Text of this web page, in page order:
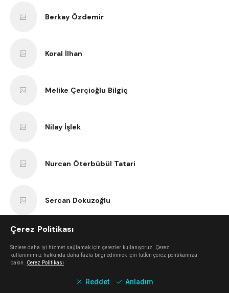
Berkay Özdemir
Koral İlhan
Melike Çerçioğlu Bilgiç
Nilay İşlek
Nurcan Öterbübül Tatari
Sercan Dokuzoğlu
Çerez Politikası
Sizlere daha iyi hizmet sağlamak için çerezler kullanıyoruz. Çerez
kullanımımız hakkında daha fazla bilgi edinmek için lütfen çerez politikamıza
bakın. Çerez Politikası
Reddet Anladım